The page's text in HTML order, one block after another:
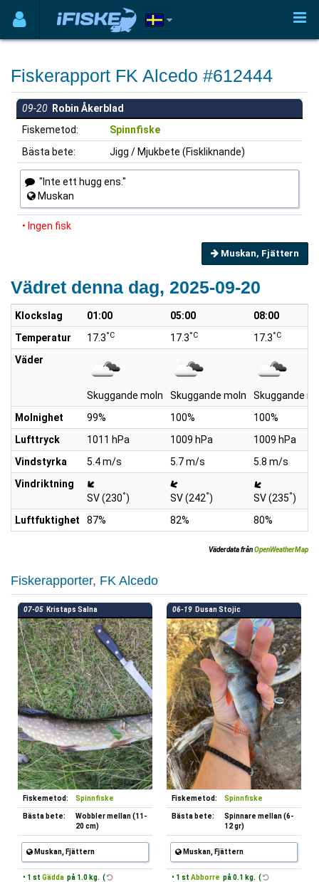
Fiskerapport FK Alcedo #612444
09-20 Robin Åkerblad
Fiskemetod:
Spinnfiske
Bästa bete:
Jigg / Mjukbete (Fiskliknande)
"Inte ett hugg ens."
Muskan
• Ingen fisk
Muskan, Fjättern
Vädret denna dag, 2025-09-20
Klockslag 01:00 05:00
08:00
Temperatur
17.3°C 17.3°C 17.3°C
Väder
Skuggande moln Skuggande moln
Skuggande
Molnighet
99% 100%
100%
Lufttryck
1011 hPa 1009 hPa
1009 hPa
Vindstyrka
5.4 m/s 5.7 m/s
5.8 m/s
Vindriktning
SV (230°) SV (242°) SV (235°)
Luftfuktighet
87% 82% 80%
Väderdata frånOpenWeatherMap
Fiskerapporter, FK Alcedo
07-05 Kristaps Salna
Fiskemetod: Spinnfiske
Bästa bete:
Wobbler mellan (11-
20 cm)
Muskan, Fjättern
• 1 st Gädda på 1.0 kg. (
06-19 Dusan Stojic
Fiskemetod: Spinnfiske
Bästa bete:
Spinnare mellan (6-
12 gr)
Muskan, Fjättern
• 1 st Abborre på 0.1 kg. (